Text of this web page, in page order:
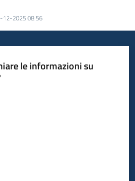
12-2025 08:56
le informazioni su